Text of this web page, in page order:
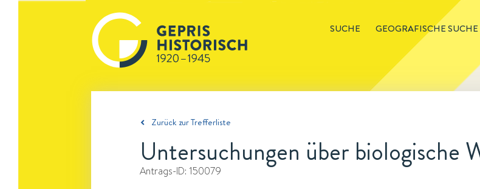
SUCHE GEOGRAFISCHE SUCHE
Zurück zur Trefferliste
Untersuchungen über biologische
Antrags-ID: 150079